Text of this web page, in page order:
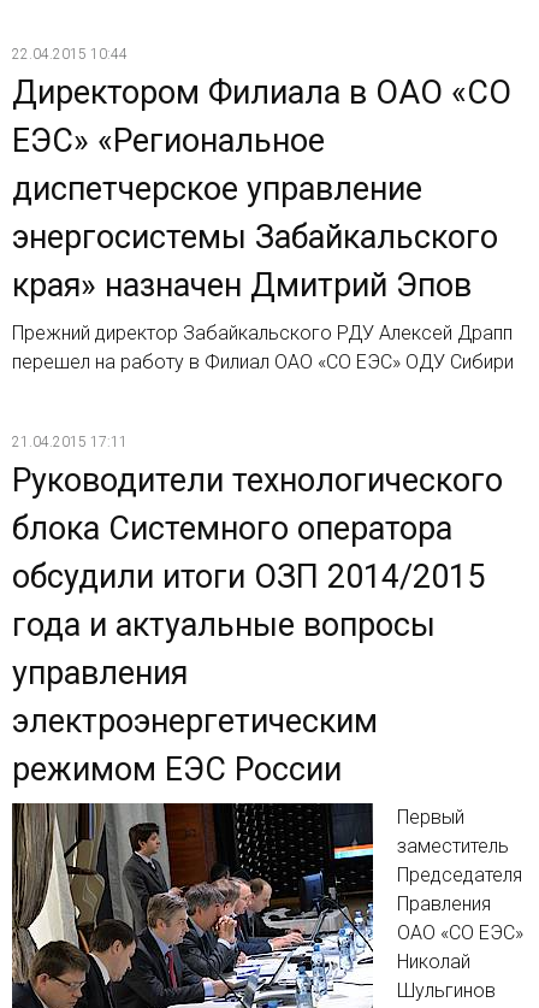
22.04.2015 10:44
Директором Филиала в ОАО «СО
ЕЭС» «Региональное
диспетчерское управление
энергосистемы Забайкальского
края» назначен Дмитрий Эпов
Прежний директор Забайкальского РДУ Алексей Драпп
перешел на работу в Филиал ОАО «СО ЕЭС» ОДУ Сибири
21.04.2015 17:11
Руководители технологического
блока Системного оператора
обсудили итоги ОЗП 2014/2015
года и актуальные вопросы
управления
электроэнергетическим
режимом ЕЭС России
Первый
заместитель
Председателя
Правления
ОАО «СО ЕЭС»
Николай
Шульгинов